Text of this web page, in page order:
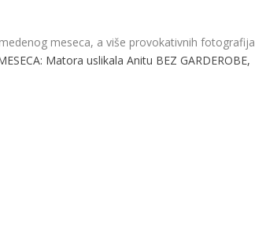
meseca, a više provokativnih fotografija
Matora uslikala Anitu BEZ GARDEROBE,